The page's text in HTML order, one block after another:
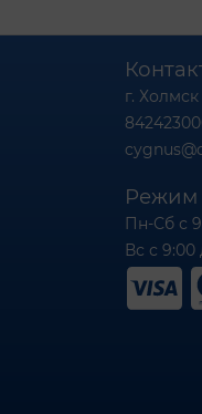
г. Холмск
Режим
Пн-Сб с
Вс с 9:00